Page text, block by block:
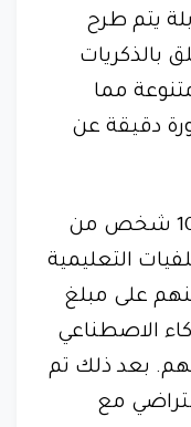
يتم طرح
بالذكريات
مما
دقيقة عن
في هذه الدراسة، تم اختيار 1000 شخص من
التعليمية
على مبلغ
الاصطناعي
بعد ذلك تم
مع